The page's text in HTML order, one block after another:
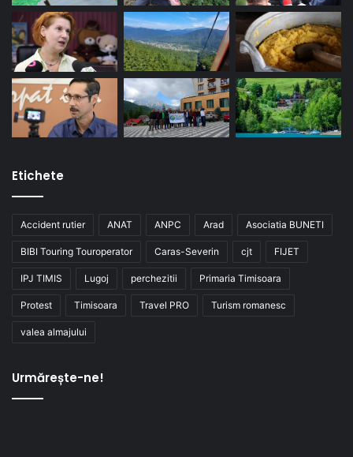
Etichete
Accident rutier ANAT ANPC Arad Asociatia BUNETI
BIBI Touring Touroperator Caras-Severin cjt FIJET
IPJ TIMIS Lugoj perchezitii Primaria Timisoara
Protest Timisoara Travel PRO Turism romanesc
valea almajului
Urmărește-ne!